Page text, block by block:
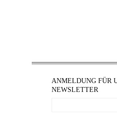
ANMELDUNG FÜR
NEWSLETTER